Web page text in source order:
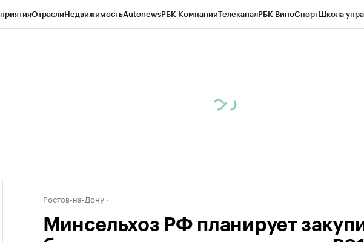
ОтраслиНедвижимостьAutonewsРБК КомпанииТелеканалРБК ВиноСпортШкола
Ростов-на-Дону
Минсельхоз РФ планирует